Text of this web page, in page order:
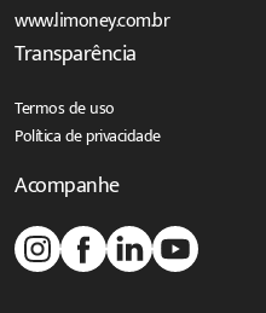
www.limoney.com.br
Transparência
Termos de uso
Política de privacidade
Acompanhe